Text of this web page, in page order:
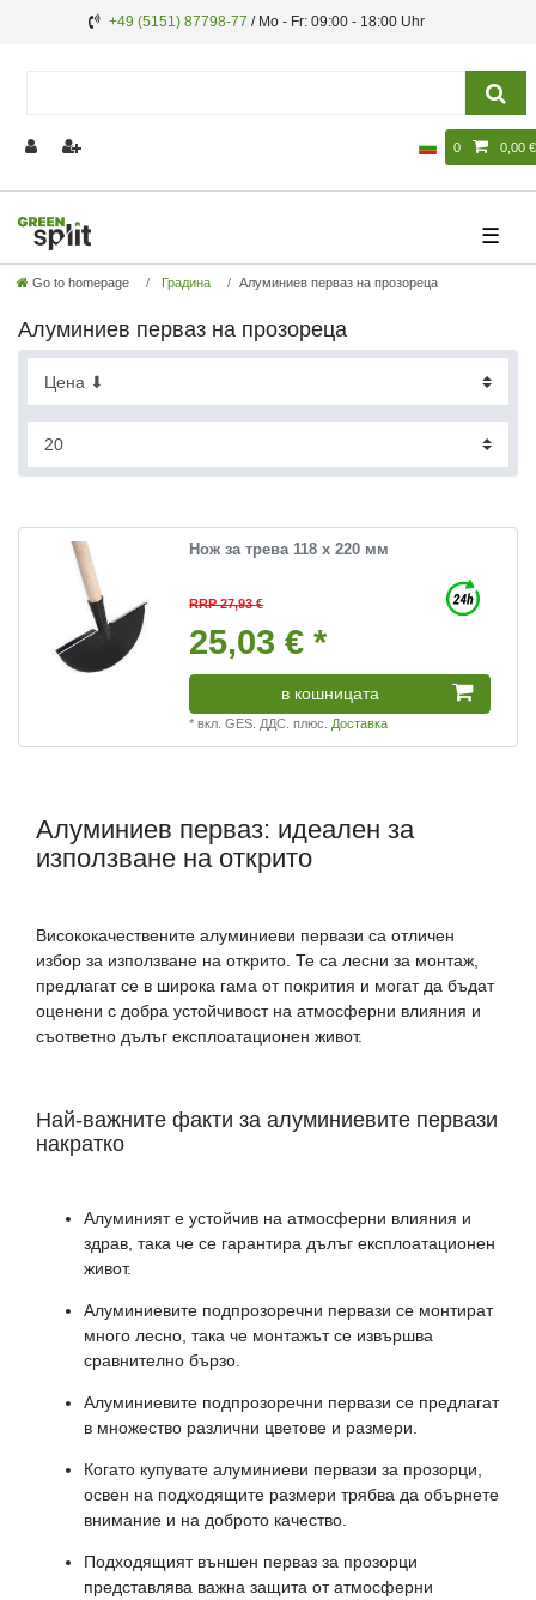
+49 (5151) 87798-77 / Mo - Fr: 09:00 - 18:00 Uhr
0 0,00 €
☰
Go to homepage Градина Алуминиев перваз на прозореца
Алуминиев перваз на прозореца
Нож за трева 118 х 220 мм
RRP 27,93 €
25,03 € *
в кошницата
*вкл. GES. ДДС. плюс. Доставка
Алуминиев перваз: идеален за
използване на открито
Висококачествените алуминиеви первази са отличен
избор за използване на открито. Те са лесни за монтаж,
предлагат се в широка гама от покрития и могат да бъдат
оценени с добра устойчивост на атмосферни влияния и
съответно дълъг експлоатационен живот.
Най-важните факти за алуминиевите первази
накратко
Алуминият е устойчив на атмосферни влияния и
здрав, така че се гарантира дълъг експлоатационен
живот.
Алуминиевите подпрозоречни первази се монтират
много лесно, така че монтажът се извършва
сравнително бързо.
Алуминиевите подпрозоречни первази се предлагат
в множество различни цветове и размери.
Когато купувате алуминиеви первази за прозорци,
освен на подходящите размери трябва да обърнете
внимание и на доброто качество.
Подходящият външен перваз за прозорци
представлява важна защита от атмосферни